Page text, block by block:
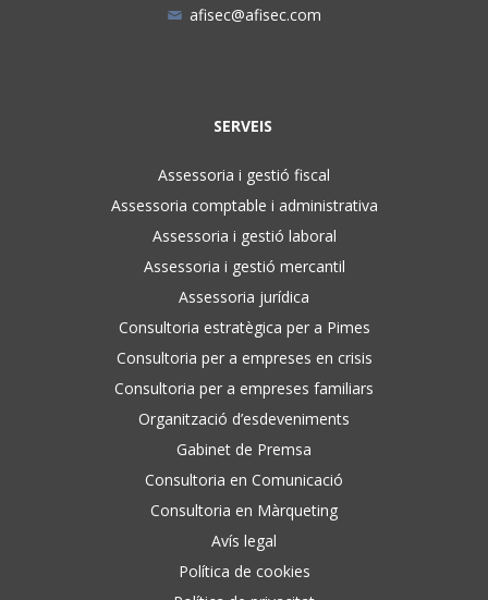
afisec@afisec.com
SERVEIS
Assessoria i gestió fiscal
Assessoria comptable i administrativa
Assessoria i gestió laboral
Assessoria i gestió mercantil
Assessoria jurídica
Consultoria estratègica per a Pimes
Consultoria per a empreses en crisis
Consultoria per a empreses familiars
Organització d’esdeveniments
Gabinet de Premsa
Consultoria en Comunicació
Consultoria en Màrqueting
Avís legal
Política de cookies